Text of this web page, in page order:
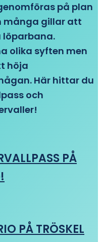
på plan
många gillar att
löparbana.
olika syften men
höja
Här hittar du
och
PÅ
PÅ TRÖSKEL